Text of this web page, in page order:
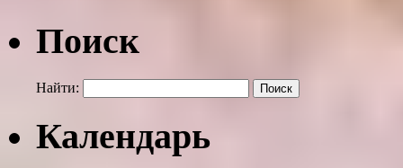
Поиск
Найти:
Календарь